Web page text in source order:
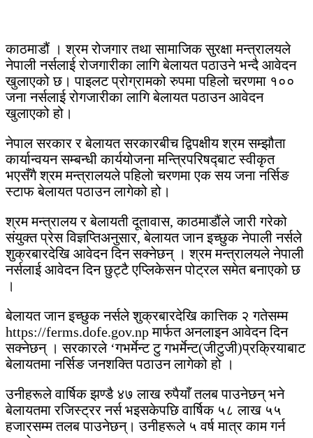
काठमाडौं । श्रम रोजगार तथा सामाजिक सुरक्षा मन्त्रालयले
नेपाली नर्सलाई रोजगारीका लागि बेलायत पठाउने भन्दै आवेदन
खुलाएको छ। पाइलट प्रोग्रामको रुपमा पहिलो चरणमा १००
जना नर्सलाई रोगजारीका लागि बेलायत पठाउन आवेदन
खुलाएको हो।
नेपाल सरकार र बेलायत सरकारबीच द्विपक्षीय श्रम सम्झौता
कार्यान्वयन सम्बन्धी कार्ययोजना मन्त्रिपरिषद्‍बाट स्वीकृत
भएसँगै श्रम मन्त्रालयले पहिलो चरणमा एक सय जना नर्सिङ
स्टाफ बेलायत पठाउन लागेको हो।
श्रम मन्त्रालय र बेलायती दूतावास, काठमाडौंले जारी गरेको
संयुक्त प्रेस विज्ञप्तिअनुसार, बेलायत जान इच्छुक नेपाली नर्सले
शुक्रबारदेखि आवेदन दिन सक्नेछन् । श्रम मन्त्रालयले नेपाली
नर्सलाई आवेदन दिन छुट्टै एप्लिकेसन पोट्रल समेत बनाएको छ
।
बेलायत जान इच्छुक नर्सले शुक्रबारदेखि कात्तिक २ गतेसम्म
https://ferms.dofe.gov.np मार्फत अनलाइन आवेदन दिन
सक्नेछन् । सरकारले ‘गभर्मेन्ट टु गभर्मेन्ट(जीटुजी)प्रक्रियाबाट
बेलायतमा नर्सिङ जनशक्ति पठाउन लागेको हो ।
उनीहरूले वार्षिक झण्डै ४७ लाख रुपैयाँ तलब पाउनेछन् भने
बेलायतमा रजिस्ट्रर नर्स भइसकेपछि वार्षिक ५८ लाख ५५
हजारसम्म तलब पाउनेछन्। उनीहरूले ५ वर्ष मात्र काम गर्न